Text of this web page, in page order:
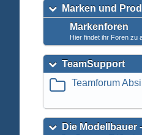
Marken und
Markenforen
Hier findet ihr Foren zu
TeamSupport
Teamforum
Die Modellbauer